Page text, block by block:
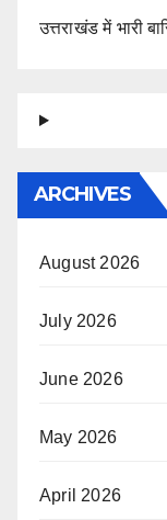
उत्तराखंड में भारी
ARCHIVES
August 2026
July 2026
June 2026
May 2026
April 2026